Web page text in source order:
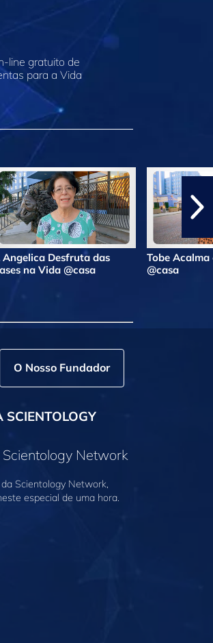
gratuito de
para a Vida
Angelica Desfruta das
na Vida @casa
Tobe Acalma
@casa
O Nosso Fundador
Network
Scientology Network,
especial de uma hora.